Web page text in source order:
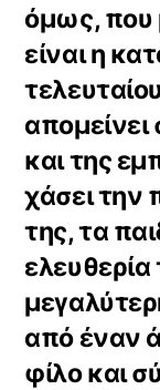
όμως, που
είναι η
απομείνει
και της
χάσει την
της, τα
ελευθερία
από έναν
φίλο και